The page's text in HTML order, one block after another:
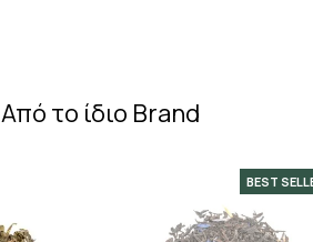
Από το ίδιο Brand
BEST SELLER